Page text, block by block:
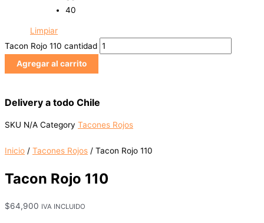
40
Limpiar
Tacon Rojo 110 cantidad
Agregar al carrito
Delivery a todo Chile
SKU N/A Category Tacones Rojos
Inicio / Tacones Rojos / Tacon Rojo 110
Tacon Rojo 110
$64,900 IVA INCLUIDO